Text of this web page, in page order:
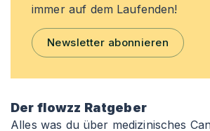
immer auf dem Laufenden!
Newsletter abonnieren
Der flowzz Ratgeber
Alles was du über medizinisches